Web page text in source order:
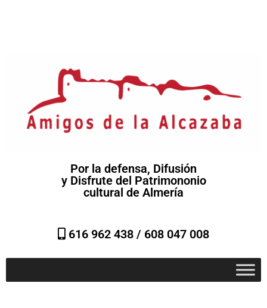
Por la defensa, Difusión
y Disfrute del Patrimononio
cultural de Almería
616 962 438 / 608 047 008